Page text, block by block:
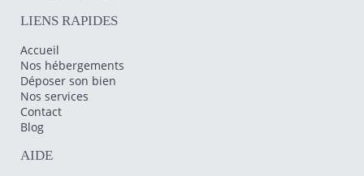
LIENS RAPIDES
Accueil
Nos hébergements
Déposer son bien
Nos services
Contact
Blog
AIDE